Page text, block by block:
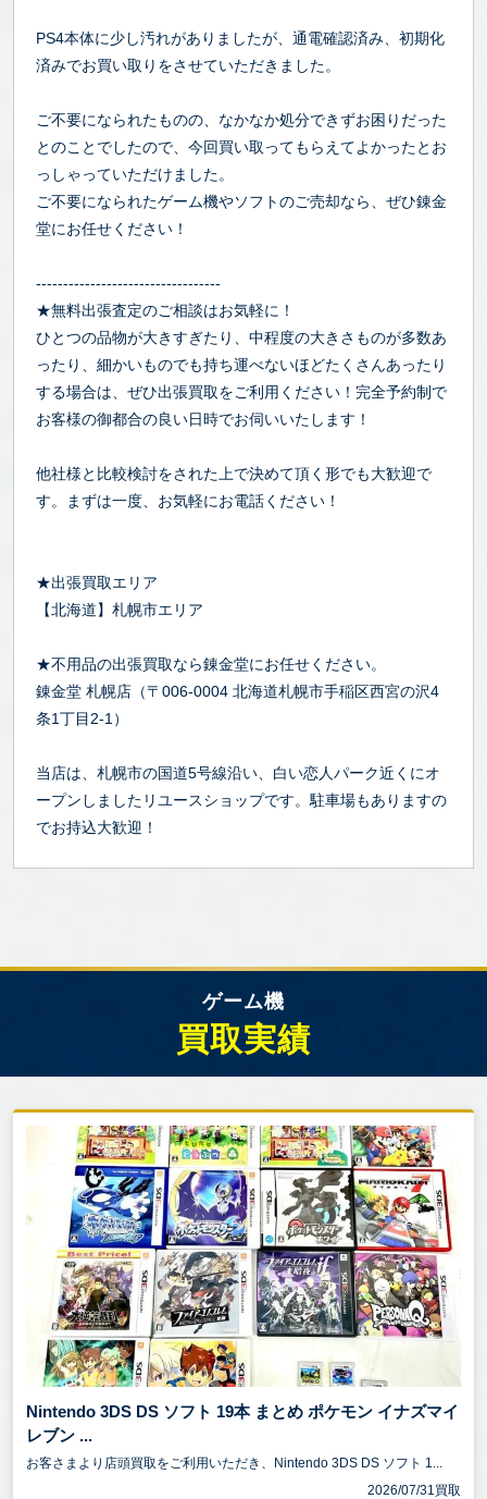
PS4本体に少し汚れがありましたが、通電確認済み、初期化
済みでお買い取りをさせていただきました。
ご不要になられたものの、なかなか処分できずお困りだった
とのことでしたので、今回買い取ってもらえてよかったとお
っしゃっていただけました。
ご不要になられたゲーム機やソフトのご売却なら、ぜひ錬金
堂にお任せください！
----------------------------------
★無料出張査定のご相談はお気軽に！
ひとつの品物が大きすぎたり、中程度の大きさものが多数あ
ったり、細かいものでも持ち運べないほどたくさんあったり
する場合は、ぜひ出張買取をご利用ください！完全予約制で
お客様の御都合の良い日時でお伺いいたします！
他社様と比較検討をされた上で決めて頂く形でも大歓迎で
す。まずは一度、お気軽にお電話ください！
★出張買取エリア
【北海道】札幌市エリア
★不用品の出張買取なら錬金堂にお任せください。
錬金堂 札幌店（〒006-0004 北海道札幌市手稲区西宮の沢4
条1丁目2-1）
当店は、札幌市の国道5号線沿い、白い恋人パーク近くにオ
ープンしましたリユースショップです。駐車場もありますの
でお持込大歓迎！
ゲーム機
買取実績
Nintendo 3DS DS ソフト 19本 まとめ ポケモン イナズマイ
レブン ...
お客さまより店頭買取をご利用いただき、Nintendo 3DS DS ソフト 1...
2026/07/31買取